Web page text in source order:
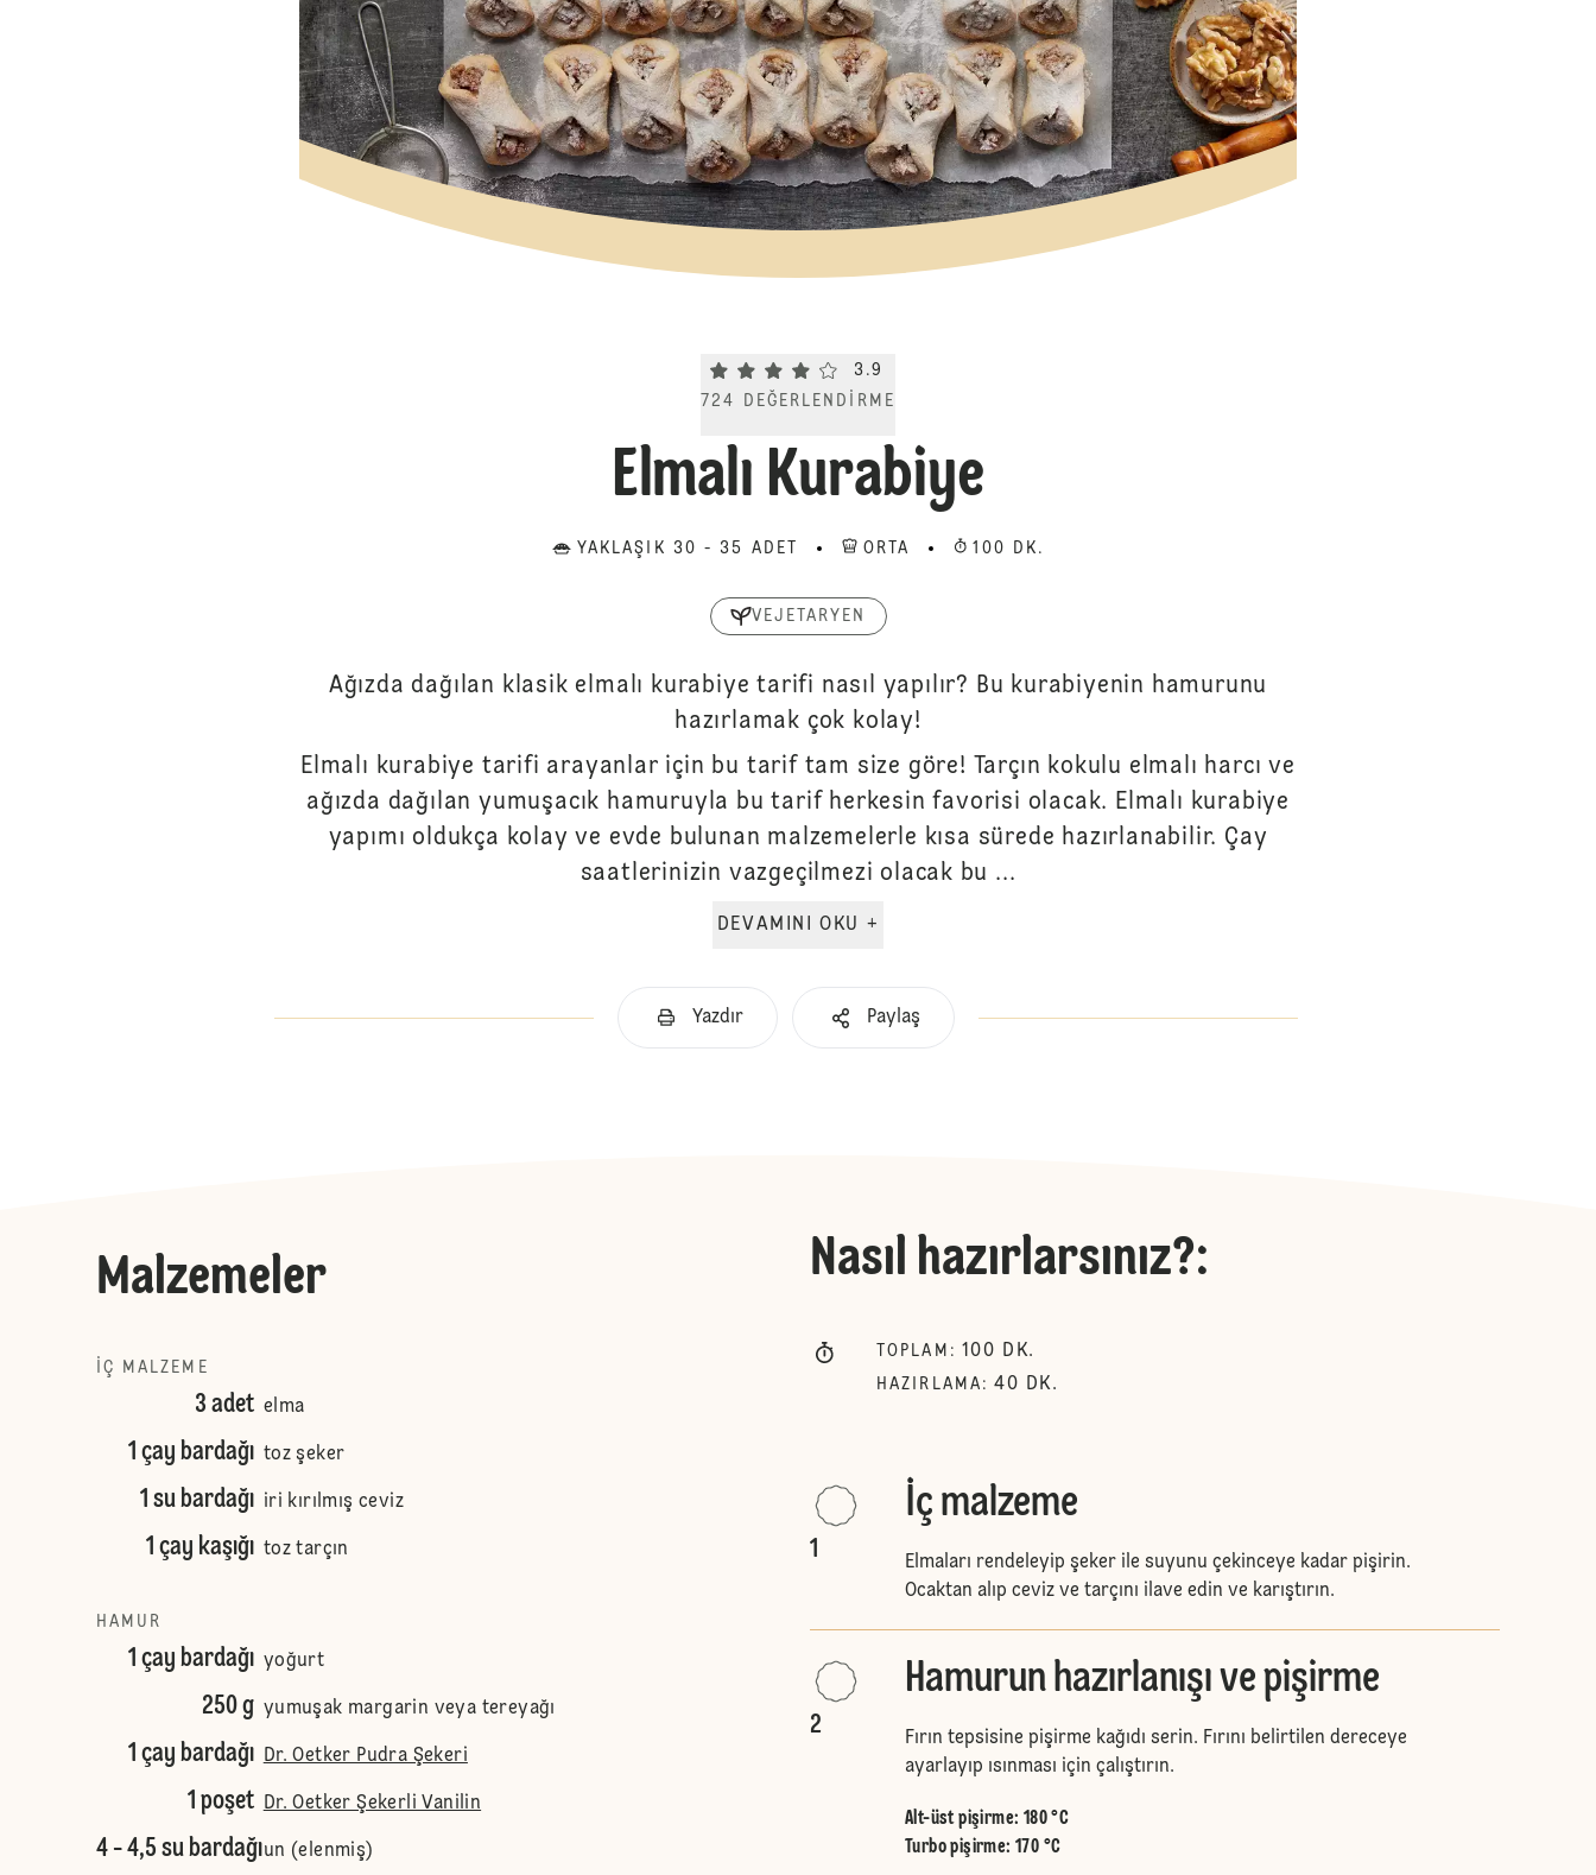
Current rating 3.9. Click to rate.
3.9
724
DEĞERLENDIRME
Elmalı Kurabiye
YAKLAŞIK 30 - 35 ADET ORTA 100 DK.
VEJETARYEN
Ağızda dağılan klasik elmalı kurabiye tarifi nasıl yapılır? Bu kurabiyenin hamurunu
hazırlamak çok kolay!
Elmalı kurabiye tarifi arayanlar için bu tarif tam size göre! Tarçın kokulu elmalı harcı ve
ağızda dağılan yumuşacık hamuruyla bu tarif herkesin favorisi olacak. Elmalı kurabiye
yapımı oldukça kolay ve evde bulunan malzemelerle kısa sürede hazırlanabilir. Çay
saatlerinizin vazgeçilmezi olacak bu ...
DEVAMINI OKU +
Yazdır Paylaş
Malzemeler
İÇ MALZEME
3 adet elma
1 çay bardağı toz şeker
1 su bardağı iri kırılmış ceviz
1 çay kaşığı toz tarçın
HAMUR
1 çay bardağı yoğurt
250 g yumuşak margarin veya tereyağı
1 çay bardağı Dr. Oetker Pudra Şekeri
1 poşet Dr. Oetker Şekerli Vanilin
4 - 4,5 su bardağıun (elenmiş)
Nasıl hazırlarsınız?:
TOPLAM : 100 DK.
HAZIRLAMA : 40 DK.
1
İç malzeme
Elmaları rendeleyip şeker ile suyunu çekinceye kadar pişirin.
Ocaktan alıp ceviz ve tarçını ilave edin ve karıştırın.
2
Hamurun hazırlanışı ve pişirme
Fırın tepsisine pişirme kağıdı serin. Fırını belirtilen dereceye
ayarlayıp ısınması için çalıştırın.
Alt-üst pişirme: 180 °C
Turbo pişirme: 170 °C